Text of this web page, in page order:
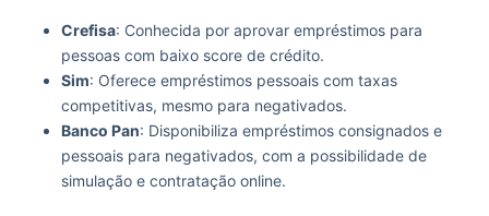
Crefisa: Conhecida por aprovar empréstimos para
pessoas com baixo score de crédito.
Sim: Oferece empréstimos pessoais com taxas
competitivas, mesmo para negativados.
Banco Pan: Disponibiliza empréstimos consignados e
pessoais para negativados, com a possibilidade de
simulação e contratação online.